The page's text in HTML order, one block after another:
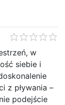
w
siebie i
z pływania –
podejście